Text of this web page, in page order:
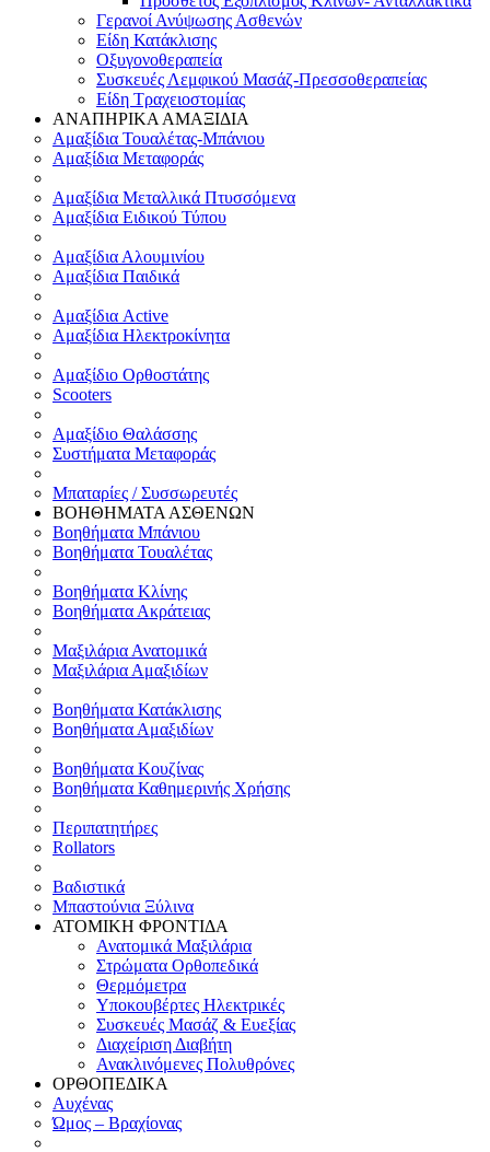
Γερανοί Ανύψωσης Ασθενών
Είδη Κατάκλισης
Οξυγονοθεραπεία
Συσκευές Λεμφικού Μασάζ-Πρεσσοθεραπείας
Είδη Τραχειοστομίας
ΑΝΑΠΗΡΙΚΑ ΑΜΑΞΙΔΙΑ
Αμαξίδια Τουαλέτας-Μπάνιου
Αμαξίδια Μεταφοράς
Αμαξίδια Μεταλλικά Πτυσσόμενα
Αμαξίδια Ειδικού Τύπου
Αμαξίδια Αλουμινίου
Αμαξίδια Παιδικά
Αμαξίδια Active
Αμαξίδια Ηλεκτροκίνητα
Αμαξίδιο Ορθοστάτης
Scooters
Αμαξίδιο Θαλάσσης
Συστήματα Μεταφοράς
Μπαταρίες / Συσσωρευτές
ΒΟΗΘΗΜΑΤΑ ΑΣΘΕΝΩΝ
Βοηθήματα Μπάνιου
Βοηθήματα Τουαλέτας
Βοηθήματα Κλίνης
Βοηθήματα Ακράτειας
Μαξιλάρια Ανατομικά
Μαξιλάρια Αμαξιδίων
Βοηθήματα Κατάκλισης
Βοηθήματα Αμαξιδίων
Βοηθήματα Κουζίνας
Βοηθήματα Καθημερινής Χρήσης
Περιπατητήρες
Rollators
Βαδιστικά
Μπαστούνια Ξύλινα
ΑΤΟΜΙΚΗ ΦΡΟΝΤΙΔΑ
Ανατομικά Μαξιλάρια
Στρώματα Ορθοπεδικά
Θερμόμετρα
Υποκουβέρτες Ηλεκτρικές
Συσκευές Μασάζ & Ευεξίας
Διαχείριση Διαβήτη
Ανακλινόμενες Πολυθρόνες
ΟΡΘΟΠΕΔΙΚΑ
Αυχένας
Ώμος – Βραχίονας